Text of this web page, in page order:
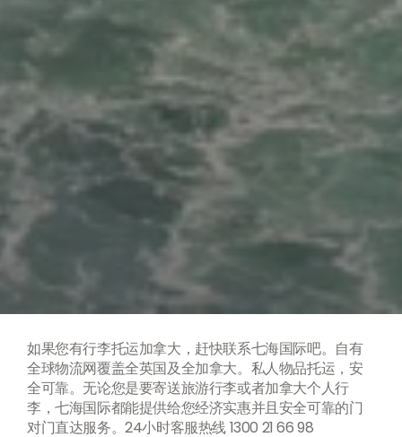
如果您有行李托运加拿大，赶快联系七海国际吧。自有
全球物流网覆盖全英国及全加拿大。私人物品托运，安
全可靠。无论您是要寄送旅游行李或者加拿大个人行
李，七海国际都能提供给您经济实惠并且安全可靠的门
对门直达服务。24小时客服热线 1300 21 66 98